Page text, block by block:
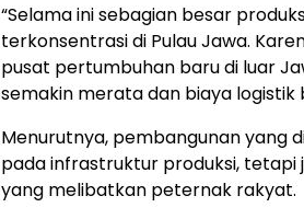
“Selama ini sebagian besar
terkonsentrasi di Pulau Jawa.
pusat pertumbuhan baru di luar
semakin merata dan biaya logistik
Menurutnya, pembangunan yang
pada infrastruktur produksi,
yang melibatkan peternak rakyat.